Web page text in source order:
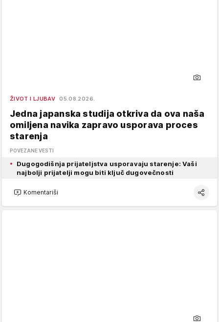
ŽIVOT I LJUBAV 05.08.2026.
Jedna japanska studija otkriva da ova naša
omiljena navika zapravo usporava proces
starenja
POVEZANE VESTI
Dugogodišnja prijateljstva usporavaju starenje: Vaši
najbolji prijatelji mogu biti ključ dugovečnosti
Komentariši